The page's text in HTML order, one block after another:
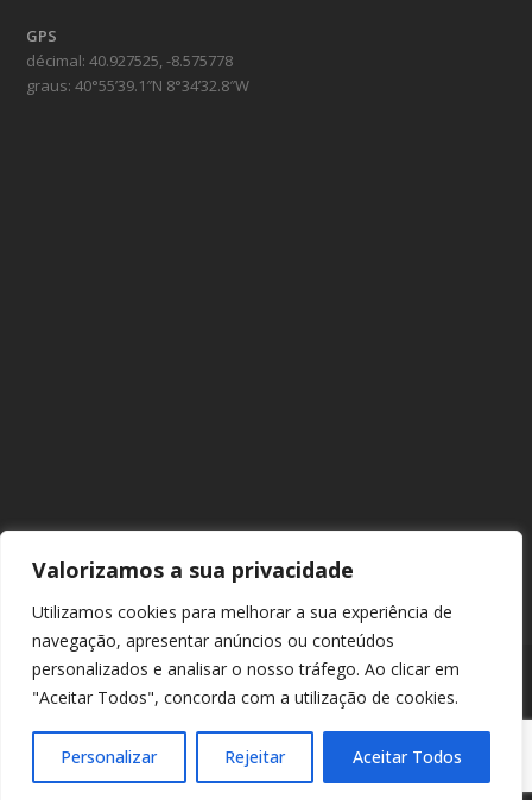
Valorizamos a sua privacidade
Utilizamos cookies para melhorar a sua experiência de
navegação, apresentar anúncios ou conteúdos
personalizados e analisar o nosso tráfego. Ao clicar em
"Aceitar Todos", concorda com a utilização de cookies.
Personalizar Rejeitar Aceitar Todos
GPS
décimal: 40.927525, -8.575778
graus: 40°55’39.1″N 8°34’32.8″W
© 2026 Europarque. Todos os direitos reservados. |
Privacidade|Política de Cookies